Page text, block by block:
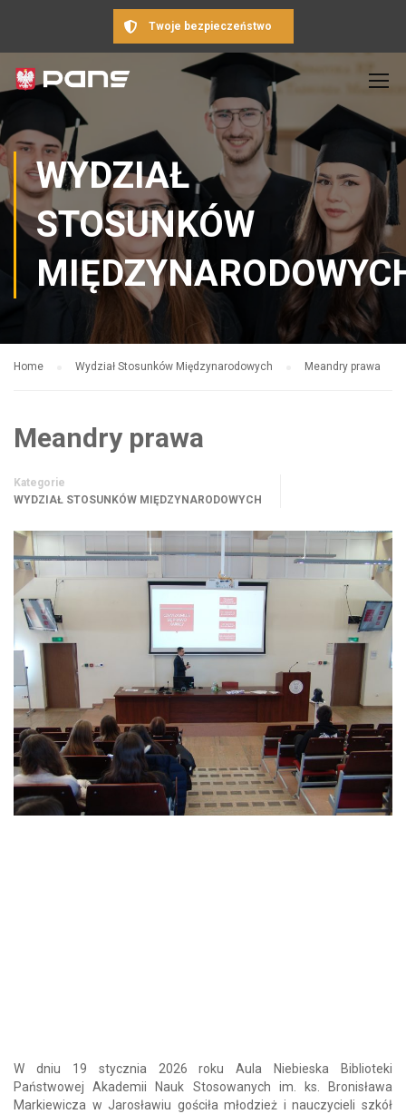
Twoje bezpieczeństwo
WYDZIAŁ
STOSUNKÓW
Home Wydział Stosunków Międzynarodowych Meandry prawa
Meandry prawa
Kategorie
WYDZIAŁ STOSUNKÓW MIĘDZYNARODOWYCH
W dniu 19 stycznia 2026 roku Aula Niebieska Biblioteki
Państwowej Akademii Nauk Stosowanych im. ks. Bronisława
Markiewicza w Jarosławiu gościła młodzież i nauczycieli szkół